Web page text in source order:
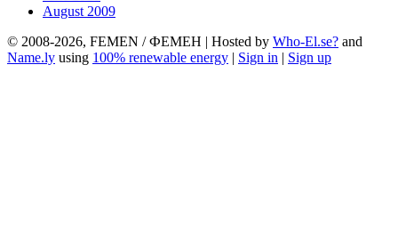
August 2009
© 2008-2026, FEMEN / ФЕМЕН | Hosted by Who-El.se? and
Name.ly using 100% renewable energy | Sign in | Sign up